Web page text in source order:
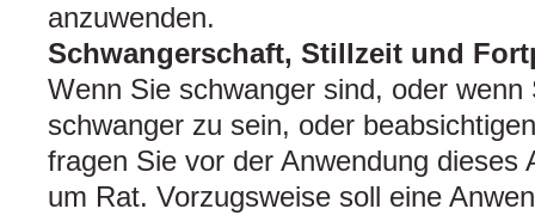
anzuwenden.
Schwangerschaft, Stillzeit und
Wenn Sie schwanger sind, oder wenn
schwanger zu sein, oder
fragen Sie vor der Anwendung dieses
um Rat. Vorzugsweise soll eine